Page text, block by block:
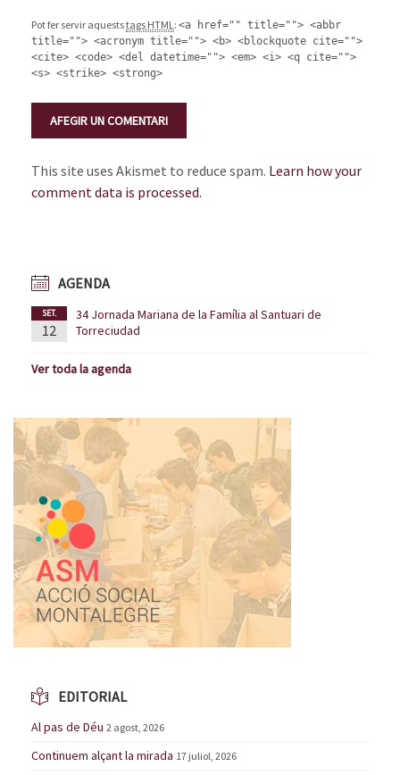
Pot fer servir aqueststags HTML: <a href="" title=""> <abbr
title=""> <acronym title=""> <b> <blockquote cite="">
<cite> <code> <del datetime=""> <em> <i> <q cite="">
<s> <strike> <strong>
This site uses Akismet to reduce spam. Learn how your
comment data is processed.
AGENDA
SET.
12
34 Jornada Mariana de la Família al Santuari de
Torreciudad
Ver toda la agenda
EDITORIAL
Al pas de Déu 2 agost, 2026
Continuem alçant la mirada 17 juliol, 2026